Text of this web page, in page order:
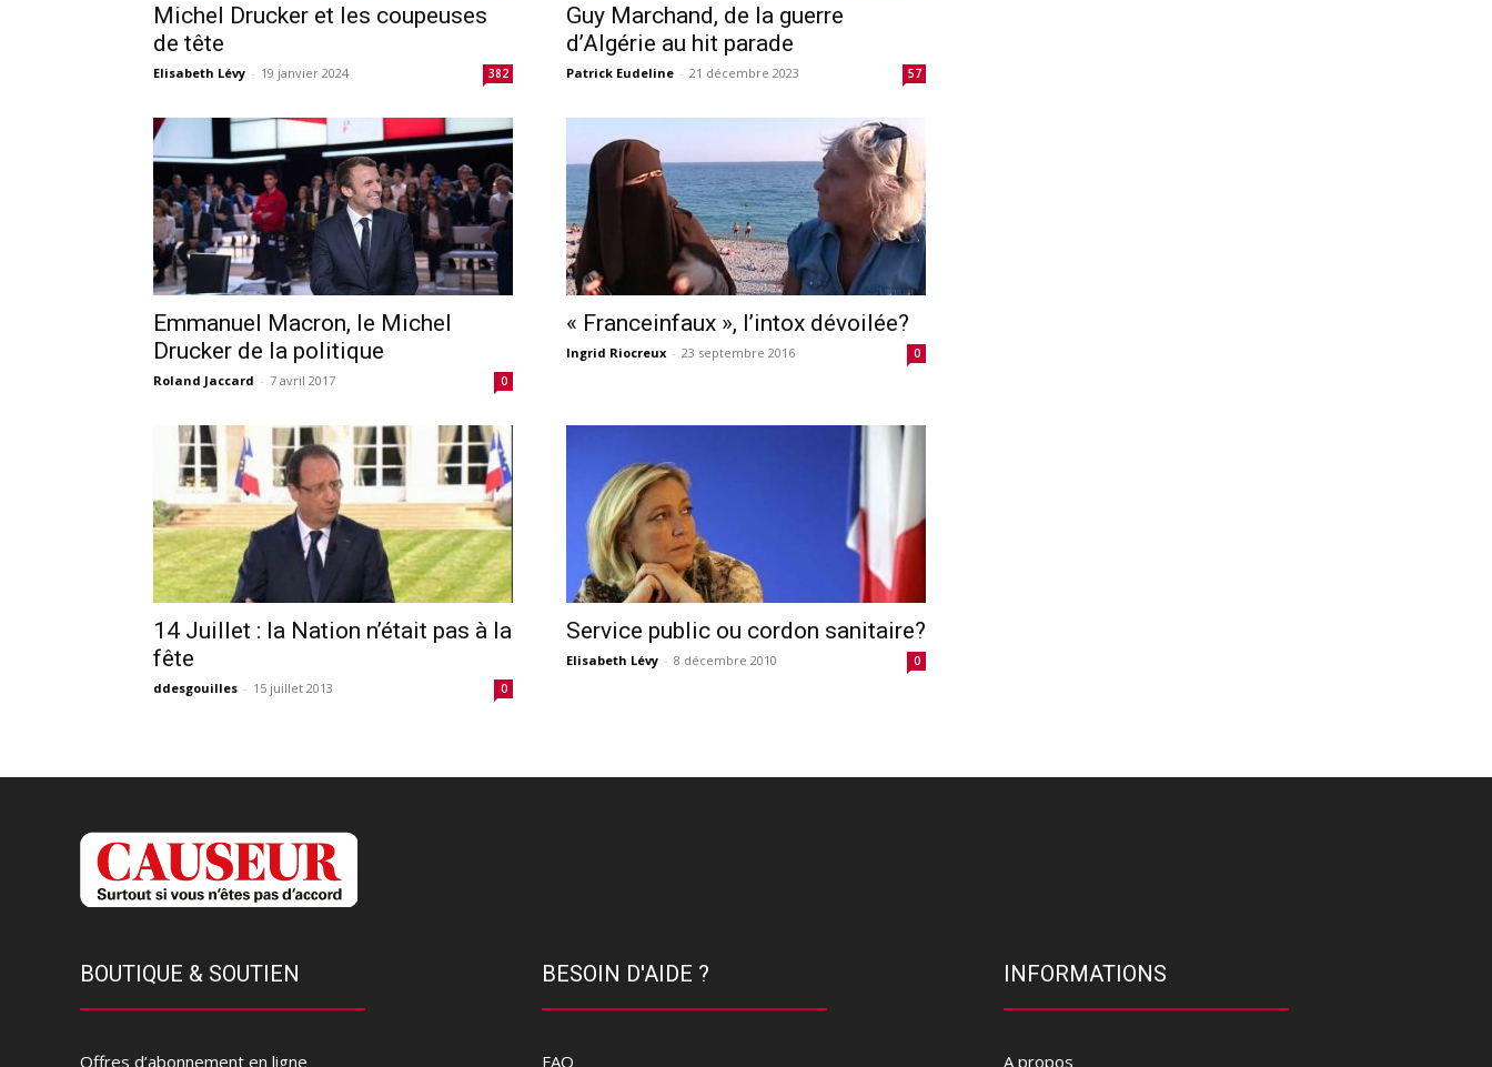
Michel Drucker et les coupeuses
de tête
Elisabeth Lévy - 19 janvier 2024 382
Guy Marchand, de la guerre
d’Algérie au hit parade
Patrick Eudeline - 21 décembre 2023 57
Emmanuel Macron, le Michel
Drucker de la politique
Roland Jaccard - 7 avril 2017 0
« Franceinfaux », l’intox dévoilée?
Ingrid Riocreux - 23 septembre 2016 0
14 Juillet : la Nation n’était pas à la
fête
ddesgouilles - 15 juillet 2013 0
Service public ou cordon sanitaire?
Elisabeth Lévy - 8 décembre 2010 0
BOUTIQUE & SOUTIEN
Offres d’abonnement en ligne
BESOIN D'AIDE ?
FAQ
INFORMATIONS
A propos